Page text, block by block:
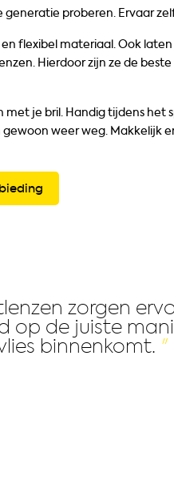
proberen. Ervaar
flexibel materiaal. Ook
Hierdoor zijn ze de
met je bril. Handig tijdens het
weer weg. Makkelijk
zorgen
op de juiste
binnenkomt.